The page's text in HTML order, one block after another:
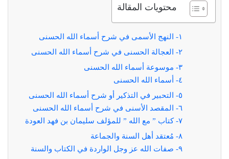
محتويات المقالة
١- النهج الأسمى في شرح أسماء الله الحسنى
٢- العجالة الحسنى في شرح أسماء الله الحسنى
٣- موسوعة أسماء الله الحسنى
٤- أسماء الله الحسنى
٥- التحبير في التذكير أو شرح أسماء الله الحسنى
٦- المقصد الأسنى في شرح أسماء الله الحسنى
٧- كتاب ” مع الله ” للمؤلف سليمان بن فهد العودة
٨- مُعتقد أهل السنة والجماعة
٩- صفات الله عز وجل الواردة في الكتاب والسنة